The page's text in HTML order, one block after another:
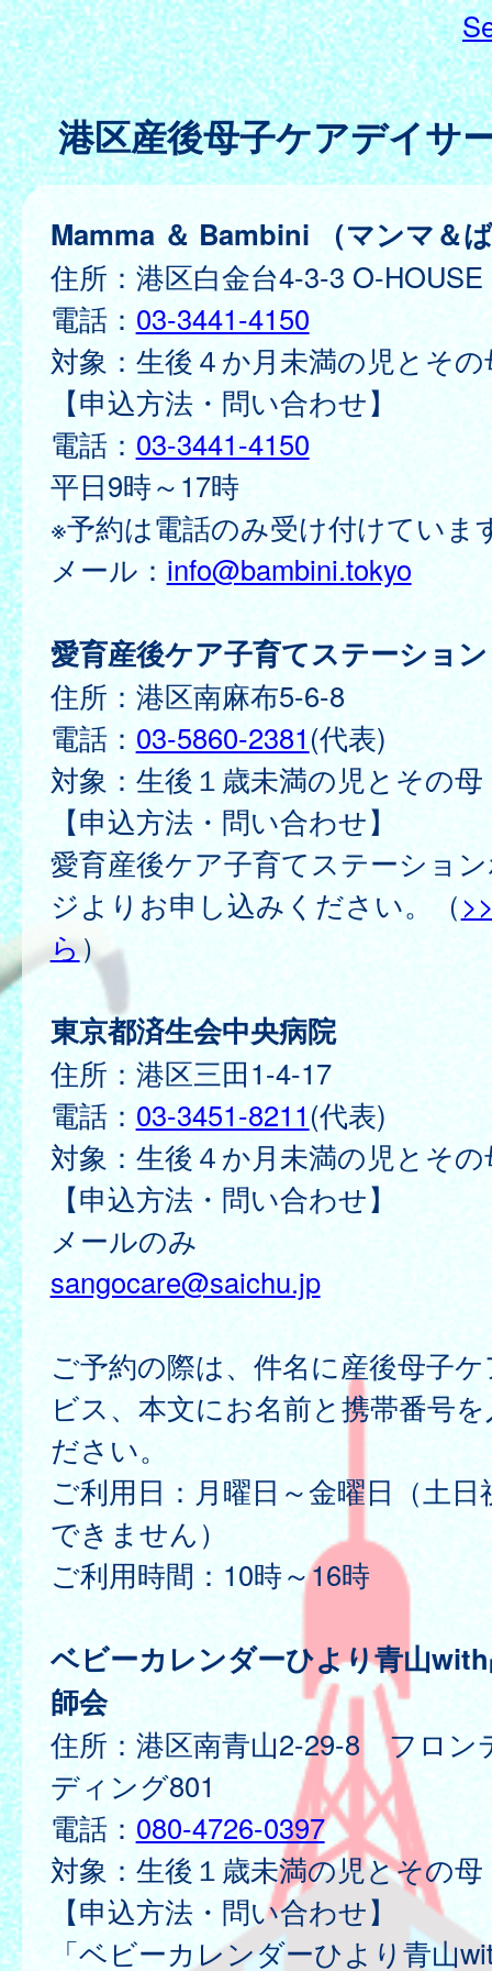
港区産後母子ケアデイサ
Mamma ＆ Bambini （マンマ＆
住所：港区白金台4-3-3 O-HOUSE
電話： 03-3441-4150
対象：生後４か月未満の児とその
【申込方法・問い合わせ】
電話： 03-3441-4150
平日9時～17時
※予約は電話のみ受け付けていま
メール： info@bambini.tokyo
愛育産後ケア子育てステーション
住所：港区南麻布5-6-8
電話： 03-5860-2381(代表)
対象：生後１歳未満の児とその母
【申込方法・問い合わせ】
愛育産後ケア子育てステーショ
ジよりお申し込みください。（
ら ）
東京都済生会中央病院
住所：港区三田1-4-17
電話： 03-3451-8211(代表)
対象：生後４か月未満の児とその
【申込方法・問い合わせ】
メールのみ
sangocare@saichu.jp
ご予約の際は、件名に産後母子
ビス、本文にお名前と携帯番号
ださい。
ご利用日：月曜日～金曜日（土日
できません）
ご利用時間：10時～16時
ベビーカレンダーひより青山
師会
住所：港区南青山2-29-8 フロン
ディング801
電話： 080-4726-0397
対象：生後１歳未満の児とその母
【申込方法・問い合わせ】
「ベビーカレンダーひより青山